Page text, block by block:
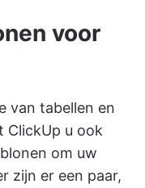
voor
van tabellen en
ClickUp u ook
om uw
zijn er een paar,